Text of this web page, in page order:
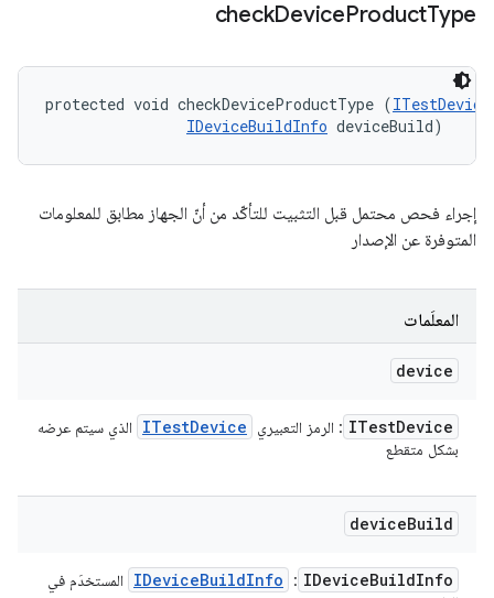
checkDeviceProductType
protected void checkDeviceProductType (ITestDevice
IDeviceBuildInfo deviceBuild)
إجراء فحص محتمل قبل التثبيت للتأكّد من أنّ الجهاز مطابق للمعلومات
المتوفرة عن الإصدار
المعلَمات
device
ITestDevice : الرمز التعبيري ITestDevice
الذي سيتم عرضه
بشكل متقطع
deviceBuild
IDeviceBuildInfo
:
IDeviceBuildInfo
المستخدَم في